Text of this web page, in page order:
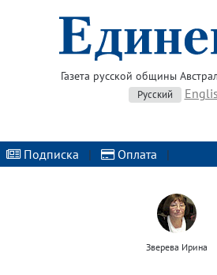
Газета русской общины
Русский
Подписка | Оплата |
Зверева Ирина